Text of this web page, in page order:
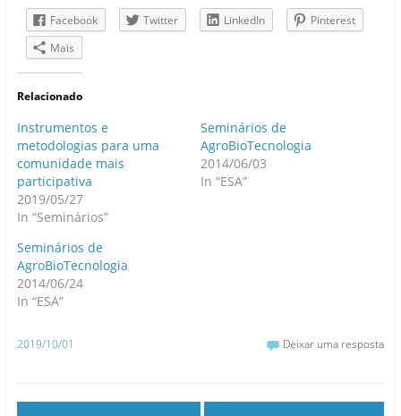
Facebook Twitter LinkedIn
Pinterest
Mais
Relacionado
Instrumentos e
metodologias para uma
comunidade mais
participativa
2019/05/27
In “Seminários”
Seminários de
AgroBioTecnologia
2014/06/03
In “ESA”
Seminários de
AgroBioTecnologia
2014/06/24
In “ESA”
2019/10/01 Deixar uma resposta